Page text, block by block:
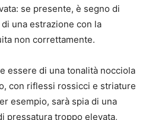
se presente, è segno di
una estrazione con la
non correttamente.
essere di una tonalità nocciola
con riflessi rossicci e striature
esempio, sarà spia di una
pressatura troppo elevata,